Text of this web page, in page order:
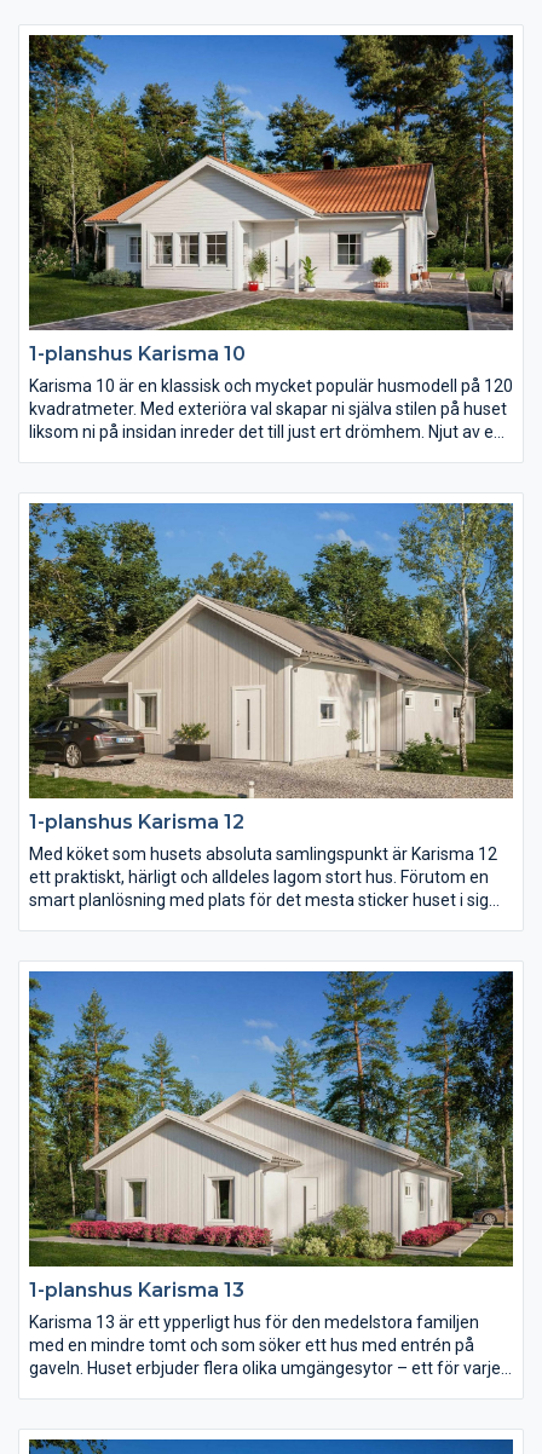
1-planshus Karisma 10
Karisma 10 är en klassisk och mycket populär husmodell på 120
kvadratmeter. Med exteriöra val skapar ni själva stilen på huset
liksom ni på insidan inreder det till just ert drömhem. Njut av en
bort från gatan.
1-planshus Karisma 12
Med köket som husets absoluta samlingspunkt är Karisma 12
ett praktiskt, härligt och alldeles lagom stort hus. Förutom en
smart planlösning med plats för det mesta sticker huset i sig
härlig uteplats i vinkel, en separat barnavdelning och alla
bekvämligheter inom nära räckhåll.
1-planshus Karisma 13
Karisma 13 är ett ypperligt hus för den medelstora familjen
med en mindre tomt och som söker ett hus med entrén på
gaveln. Huset erbjuder flera olika umgängesytor – ett för varje
barndelen av huset finns både allrum och wc.